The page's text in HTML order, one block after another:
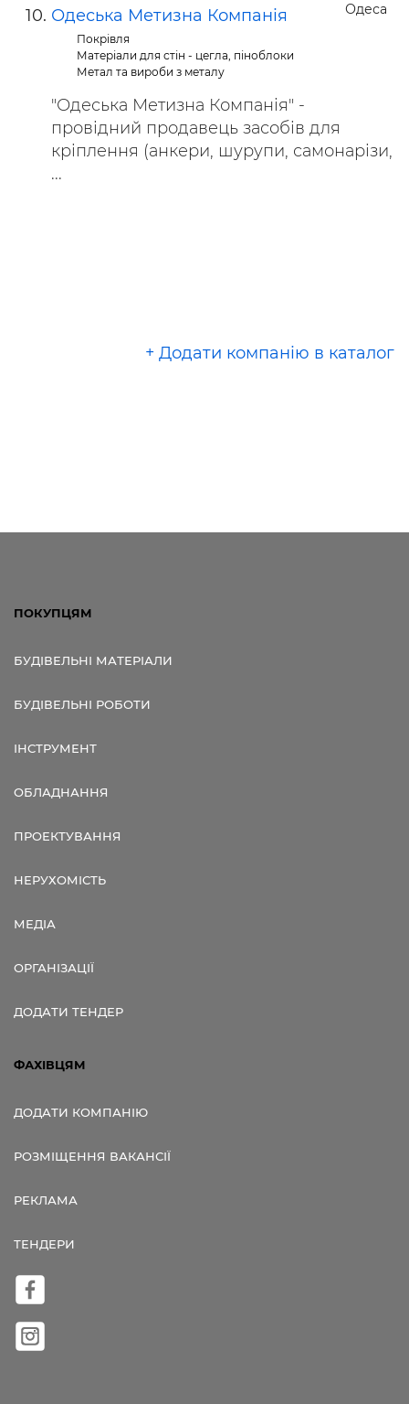
Одеса
Одеська Метизна Компанія
Покрівля
Матеріали для стін - цегла, піноблоки
Метал та вироби з металу
"Одеська Метизна Компанія" -
провідний продавець засобів для
кріплення (анкери, шурупи, самонарізи,
...
+ Додати компанію в каталог
ПОКУПЦЯМ
БУДІВЕЛЬНІ МАТЕРІАЛИ
БУДІВЕЛЬНІ РОБОТИ
ІНСТРУМЕНТ
ОБЛАДНАННЯ
ПРОЕКТУВАННЯ
НЕРУХОМІСТЬ
МЕДІА
ОРГАНІЗАЦІЇ
ДОДАТИ ТЕНДЕР
ФАХІВЦЯМ
ДОДАТИ КОМПАНІЮ
РОЗМІЩЕННЯ ВАКАНСІЇ
РЕКЛАМА
ТЕНДЕРИ